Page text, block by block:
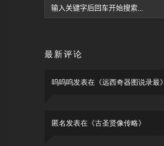
最新评论
呜呜呜发表在《远西奇器图说录最》
匿名发表在《古圣贤像传略》